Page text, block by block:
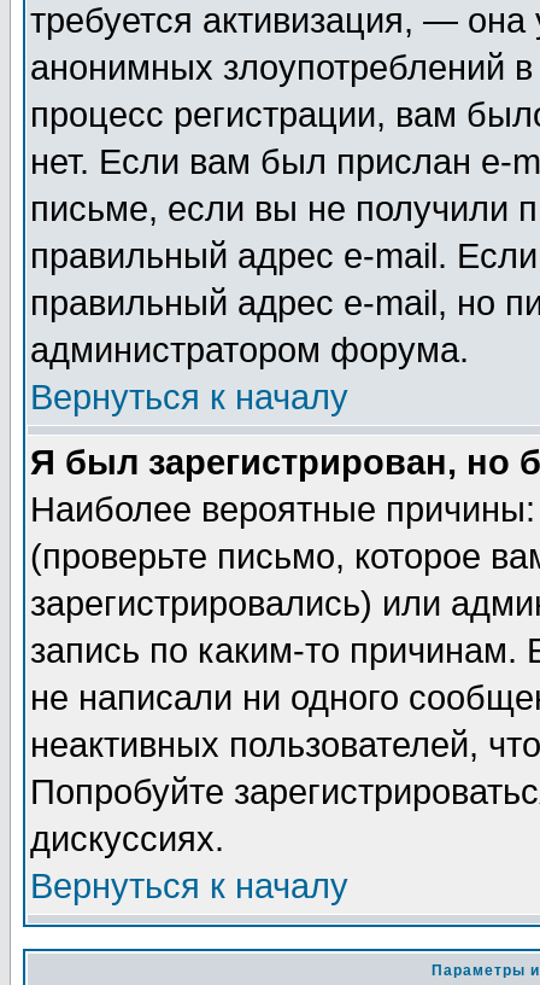
требуется активизация, —
анонимных злоупотреблений
процесс регистрации, вам
нет. Если вам был прислан e-
письме, если вы не получили
правильный адрес e-mail.
правильный адрес e-mail, но
администратором форума.
Вернуться к началу
Я был зарегистрирован, но
Наиболее вероятные
(проверьте письмо, которое
зарегистрировались) или
запись по каким-то
не написали ни одного
неактивных пользователей,
Попробуйте
дискуссиях.
Вернуться к началу
Параметры